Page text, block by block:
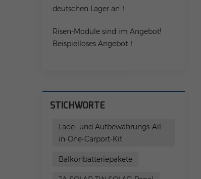
deutschen Lager an！
Risen-Module sind im Angebot!
Beispielloses Angebot！
STICHWORTE
Lade- und Aufbewahrungs-All-
in-One-Carport-Kit
Balkonbatteriepakete